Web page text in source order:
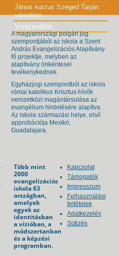
János kurzus Szeged Tarján
városban
Visszaváltás
A magyarországi polgári jog
szempontjából az iskola a Szent
András Evangelizációs Alapítvány
fő projektje, melyben az
alapítvány önkéntesei
tevékenykednek.
Egyházjogi szempontból az iskola
római katolikus Krisztus-hívők
nemzetközi magántársulása az
evangélium hirdetésére alapítva.
Az iskola származási helye, első
approbációja Mexikó,
Guadalajara.
Több mint
2000
evangelizációs
iskola 63
országban,
amelyek
egyek az
identitásban
a vízióban, a
módszertanban
és a képzési
programban.
Kapcsolat
Támogatók
Impresszum
Felhasználási
feltételek
Adatkezelés
Sütizés